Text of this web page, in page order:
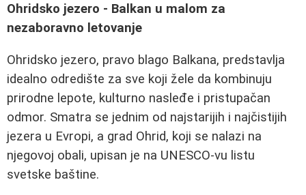
Ohridsko jezero - Balkan u malom za
nezaboravno letovanje
Ohridsko jezero, pravo blago Balkana, predstavlja
idealno odredište za sve koji žele da kombinuju
prirodne lepote, kulturno nasleđe i pristupačan
odmor. Smatra se jednim od najstarijih i najčistijih
jezera u Evropi, a grad Ohrid, koji se nalazi na
njegovoj obali, upisan je na UNESCO-vu listu
svetske baštine.